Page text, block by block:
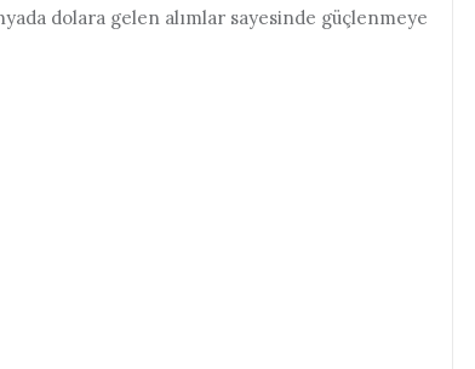
dolara gelen alımlar sayesinde güçlenmeye